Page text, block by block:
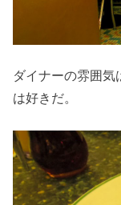
ダイナーの雰囲気
は好きだ。